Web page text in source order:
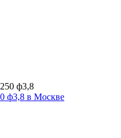
ф3,8 в Москве